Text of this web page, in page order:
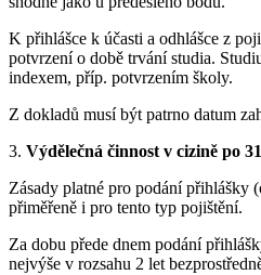
K přihlášce k účasti a odhlášce z
potvrzení o době trvání studia.
indexem, příp. potvrzením školy.
Z dokladů musí být patrno datum
3. Výdělečná činnost v cizině po
Zásady platné pro podání přihlášky
přiměřeně i pro tento typ pojištění.
Za dobu přede dnem podání
nejvýše v rozsahu 2 let